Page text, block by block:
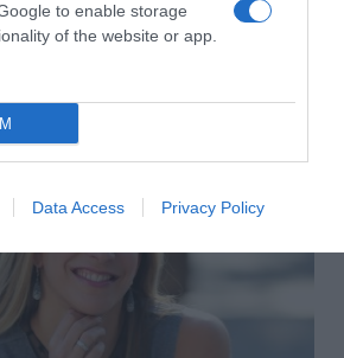
to enable storage
of the website or app.
Data Access Privacy Policy